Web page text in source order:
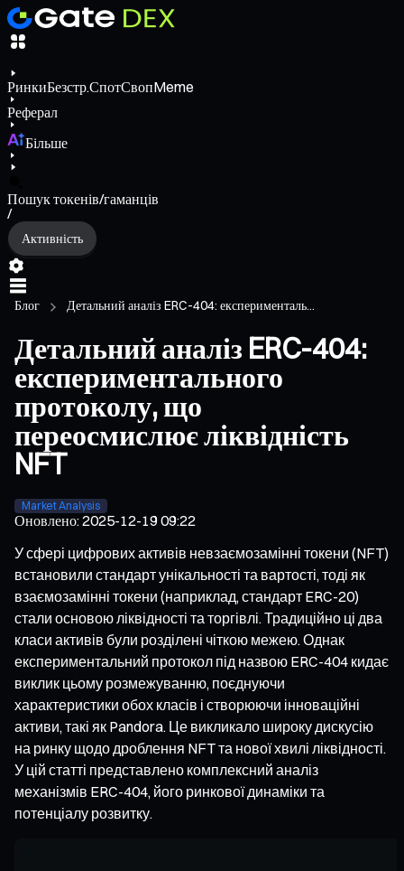
РинкиБезстр.СпотСвопMeme
Реферал
Більше
Пошук токенів/гаманців
/
Активність
Блог Детальний аналіз ERC-404: експерименталь...
Детальний аналіз ERC-404:
експериментального
протоколу, що
переосмислює ліквідність
NFT
Market Analysis
Оновлено:2025-12-19 09:22
У сфері цифрових активів невзаємозамінні токени (NFT)
встановили стандарт унікальності та вартості, тоді як
взаємозамінні токени (наприклад, стандарт ERC-20)
стали основою ліквідності та торгівлі. Традиційно ці два
класи активів були розділені чіткою межею. Однак
експериментальний протокол під назвою ERC-404 кидає
виклик цьому розмежуванню, поєднуючи
характеристики обох класів і створюючи інноваційні
активи, такі як Pandora. Це викликало широку дискусію
на ринку щодо дроблення NFT та нової хвилі ліквідності.
У цій статті представлено комплексний аналіз
механізмів ERC-404, його ринкової динаміки та
потенціалу розвитку.